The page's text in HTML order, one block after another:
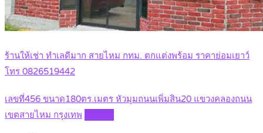
ร้านให้เช่า ทำเลดีมาก สายไหม กทม. ตกแต่งพร้อม ราคาย่อมเยาว์
โทร 0826519442
เลขที่456 ขนาด180ตร.เมตร หัวมุมถนนเพิ่มสิน20 แขวงคลองถนน
เขตสายไหม กรุงเทพ